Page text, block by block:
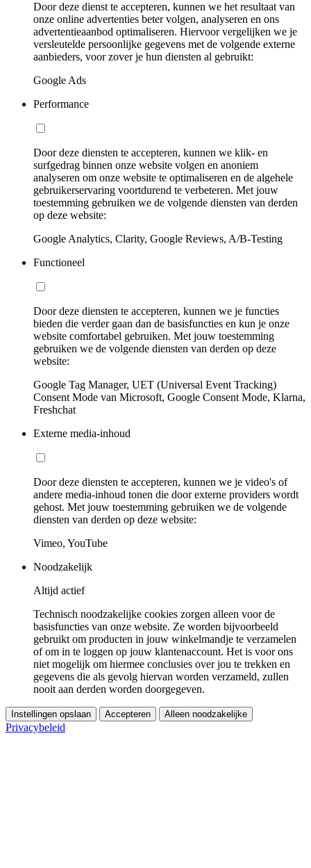
Door deze dienst te accepteren, kunnen we het resultaat van
onze online advertenties beter volgen, analyseren en ons
advertentieaanbod optimaliseren. Hiervoor vergelijken we je
versleutelde persoonlijke gegevens met de volgende externe
aanbieders, voor zover je hun diensten al gebruikt:
Google Ads
Performance
Door deze diensten te accepteren, kunnen we klik- en
surfgedrag binnen onze website volgen en anoniem
analyseren om onze website te optimaliseren en de algehele
gebruikerservaring voortdurend te verbeteren. Met jouw
toestemming gebruiken we de volgende diensten van derden
op deze website:
Google Analytics, Clarity, Google Reviews, A/B-Testing
Functioneel
Door deze diensten te accepteren, kunnen we je functies
bieden die verder gaan dan de basisfuncties en kun je onze
website comfortabel gebruiken. Met jouw toestemming
gebruiken we de volgende diensten van derden op deze
website:
Google Tag Manager, UET (Universal Event Tracking)
Consent Mode van Microsoft, Google Consent Mode, Klarna,
Freshchat
Externe media-inhoud
Door deze diensten te accepteren, kunnen we je video's of
andere media-inhoud tonen die door externe providers wordt
gehost. Met jouw toestemming gebruiken we de volgende
diensten van derden op deze website:
Vimeo, YouTube
Noodzakelijk
Altijd actief
Technisch noodzakelijke cookies zorgen alleen voor de
basisfuncties van onze website. Ze worden bijvoorbeeld
gebruikt om producten in jouw winkelmandje te verzamelen
of om in te loggen op jouw klantenaccount. Het is voor ons
niet mogelijk om hiermee conclusies over jou te trekken en
gegevens die als gevolg hiervan worden verzameld, zullen
nooit aan derden worden doorgegeven.
Instellingen opslaan Accepteren Alleen noodzakelijke
Privacybeleid